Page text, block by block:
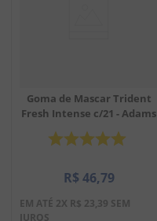
Goma de Mascar Trident
Fresh Intense c/21 - Adams
R$ 46,79
EM ATÉ 2X R$ 23,39 SEM
JUROS